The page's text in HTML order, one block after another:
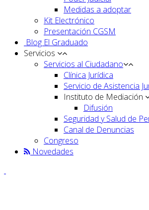
Medidas a adoptar
Kit Electrónico
Presentación CGSM
Blog El Graduado
Servicios
Servicios al Ciudadano
Clínica Jurídica
Servicio de Asistencia
Instituto de Mediación
Difusión
Seguridad y Salud de
Canal de Denuncias
Congreso
Novedades